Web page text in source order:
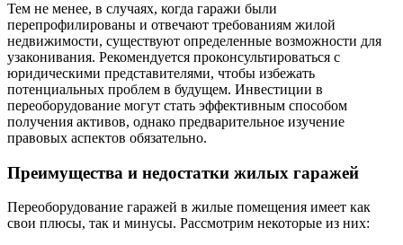
Тем не менее, в случаях, когда гаражи были
перепрофилированы и отвечают требованиям жилой
недвижимости, существуют определенные возможности для
узаконивания. Рекомендуется проконсультироваться с
юридическими представителями, чтобы избежать
потенциальных проблем в будущем. Инвестиции в
переоборудование могут стать эффективным способом
получения активов, однако предварительное изучение
правовых аспектов обязательно.
Преимущества и недостатки жилых гаражей
Переоборудование гаражей в жилые помещения имеет как
свои плюсы, так и минусы. Рассмотрим некоторые из них: